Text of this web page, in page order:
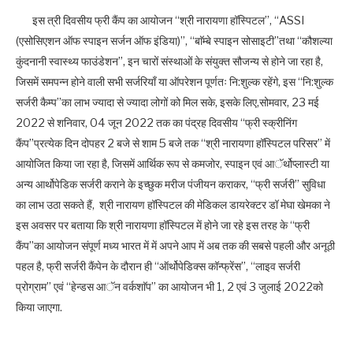
इस त्री दिवसीय फ्री कैंप का आयोजन “श्री नारायणा हॉस्पिटल”, “ASSI
(एसोसिएशन ऑफ स्पाइन सर्जन ऑफ इंडिया)”, “बाॅम्बे स्पाइन सोसाइटी”तथा “कौशल्या
कुंदनानी स्वास्थ्य फाउंडेशन”, इन चारों संस्थाओं के संयुक्त सौजन्य से होने जा रहा है,
जिसमें समपन्न होने वाली सभी सर्जरियाँ या ऑपरेशन पूर्णतः नि:शुल्क रहेंगे, इस “नि:शुल्क
सर्जरी कैम्प”का लाभ ज्यादा से ज्यादा लोगों को मिल सके, इसके लिए,सोमवार, 23 मई
2022 से शनिवार, 04 जून 2022 तक का पंद्रह दिवसीय “फ्री स्क्रीनिंग
कैंप”प्रत्येक दिन दोपहर 2 बजे से शाम 5 बजे तक “श्री नारायणा हॉस्पिटल परिसर” में
आयोजित किया जा रहा है, जिसमें आर्थिक रूप से कमजोर, स्पाइन एवं आॅर्थोप्लास्टी या
अन्य आर्थोपेडिक सर्जरी कराने के इच्छुक मरीज पंजीयन कराकर, “फ्री सर्जरी” सुविधा
का लाभ उठा सकते हैं, श्री नारायण हॉस्पिटल की मेडिकल डायरेक्टर डॉ मेघा खेमका ने
इस अवसर पर बताया कि श्री नारायणा हॉस्पिटल में होने जा रहे इस तरह के “फ्री
कैंप”का आयोजन संपूर्ण मध्य भारत में में अपने आप में अब तक की सबसे पहली और अनूठी
पहल है, फ्री सर्जरी कैंपेन के दौरान ही “ऑर्थोपेडिक्स कॉन्फ्रेंस”, “लाइव सर्जरी
प्रोग्राम” एवं “हेन्डस आॅन वर्कशाॅप” का आयोजन भी 1, 2 एवं 3 जुलाई 2022को
किया जाएगा.